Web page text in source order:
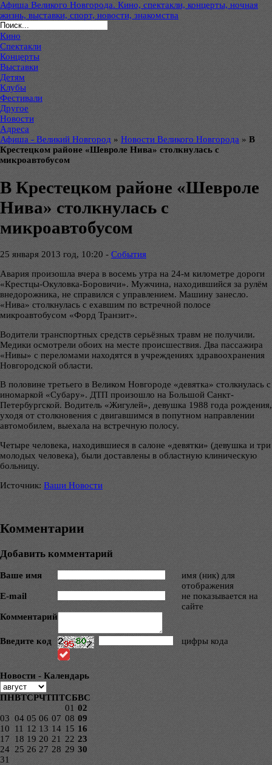
Афиша Великого Новгорода. Кино, спектакли, концерты, ночная
жизнь, выставки, спорт, новости, знакомства
Кино
Спектакли
Концерты
Выставки
Детям
Клубы
Фестивали
Другое
Новости
Адреса
Афиша - Великий Новгород » Новости Великого Новгорода » В
Крестецком районе «Шевроле Нива» столкнулась с
микроавтобусом
В Крестецком районе «Шевроле
Нива» столкнулась с
микроавтобусом
25 января 2013 год, 10:20 - Cобытия
Авария произошла вчера в восемь утра на 24-м километре дороги
«Крестцы-Окуловка-Боровичи». Мужчина, находившийся за рулём
внедорожника, не справился с управлением. Машину занесло.
«Нива» столкнулась с ехавшим по встречной полосе
микроавтобусом «Форд Транзит».
Водители транспортных средств серьёзных травм не получили.
Медики осмотрели обоих на месте происшествия. Два пассажира
«Нивы» с переломами находятся в учреждениях здравоохранения
Новгородской области.
В половине третьего в Великом Новгороде «девятка» столкнулась с
иномаркой «Субару». ДТП произошло на Большой Санкт-
Петербургской. Водитель «Жигулей», девушка 1988 года рождения,
уходя от столкновения с двигавшимся в попутном направлении
автомобилем, выехала на встречную полосу.
Четыре человека, находившиеся в салоне «девятки» (девушка и три
молодых человека), были доставлены в областную клиническую
больницу.
Источник: Ваши Новости
Комментарии
Добавить комментарий
Ваше имя
имя (ник) для
отображения
E-mail
не показывается на
сайте
Комментарий
Введите код цифры кода
Новости - Календарь
ПНВТСРЧТПТСБВС
01 02
03 04 05 06 07 08 09
10
11 12 13 14 15 16
17
18 19 20 21 22 23
24 25 26 27 28 29 30
31